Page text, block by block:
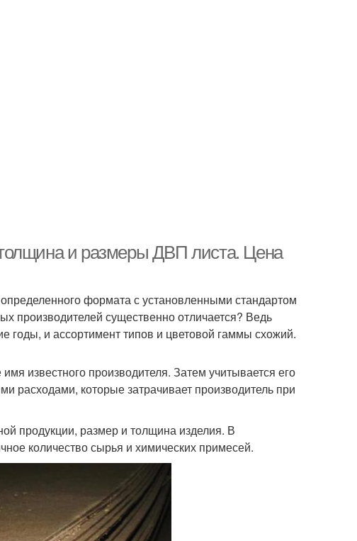
и размеры ДВП листа. Цена
формата с установленными стандартом
производителей существенно отличается? Ведь
годы, и ассортимент типов и цветовой гаммы схожий.
известного производителя. Затем учитывается его
расходами, которые затрачивает производитель при
продукции, размер и толщина изделия. В
количество сырья и химических примесей.